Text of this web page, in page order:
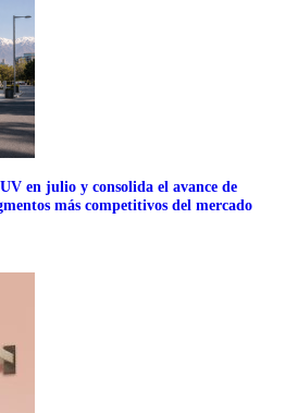
en julio y consolida el avance de
más competitivos del mercado